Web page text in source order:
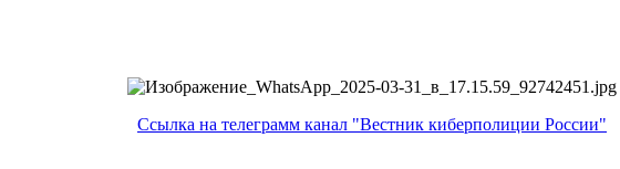
Ссылка на телеграмм канал "Вестник киберполиции России"